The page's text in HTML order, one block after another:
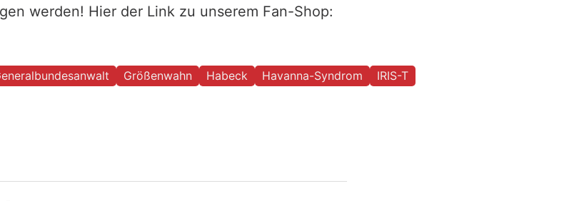
werden! Hier der Link zu unserem Fan-Shop:
Größenwahn Habeck Havanna-Syndrom IRIS-T